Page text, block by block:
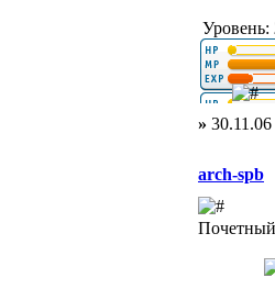
Уровень:
»
arch-spb